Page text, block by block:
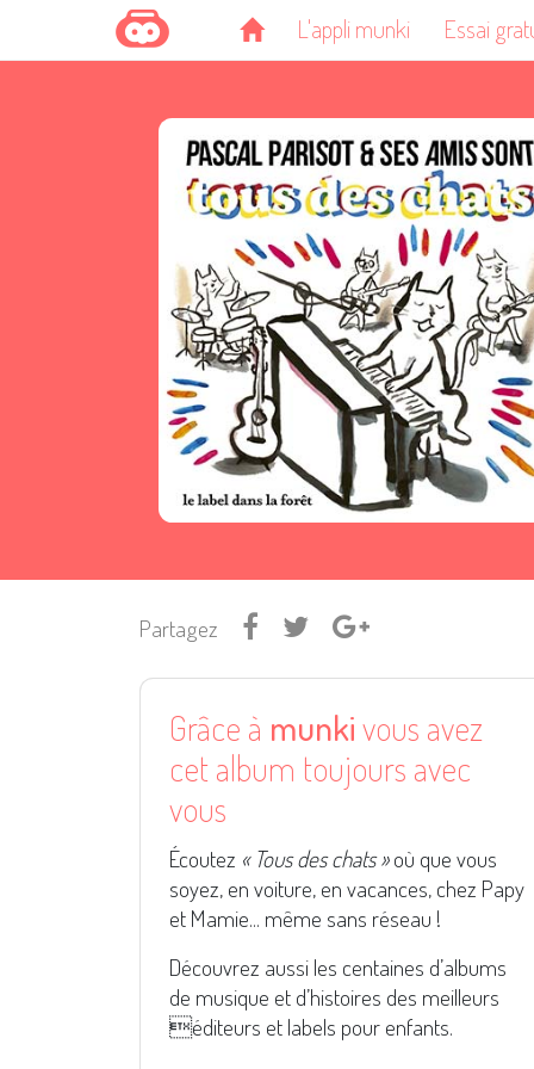
L'appli munki Essai
Partagez
Grâce à munkivous avez
cet album toujours avec
vous
Écoutez « Tous des chats »où que vous
soyez, en voiture, en vacances, chez Papy
et Mamie... même sans réseau !
Découvrez aussi les centaines d’albums
de musique et d’histoires des meilleurs
éditeurs et labels pour enfants.